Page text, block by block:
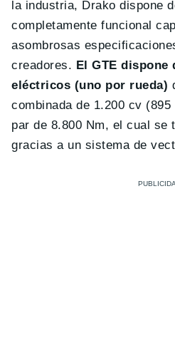
la industria, Drako dispone
completamente funcional
asombrosas
creadores. El GTE
eléctricos (uno por rueda)
combinada de 1.200 cv
par de 8.800 Nm, el cual se
gracias a un sistema de